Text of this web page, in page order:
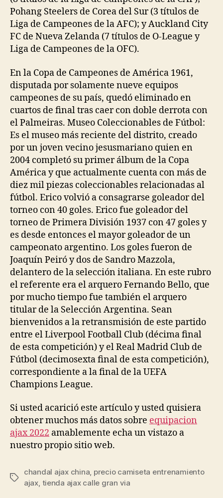
Pohang Steelers de Corea del Sur (3 títulos de
Liga de Campeones de la AFC); y Auckland City
FC de Nueva Zelanda (7 títulos de O-League y
Liga de Campeones de la OFC).
En la Copa de Campeones de América 1961,
disputada por solamente nueve equipos
campeones de su país, quedó eliminado en
cuartos de final tras caer con doble derrota con
el Palmeiras. Museo Coleccionables de Fútbol:
Es el museo más reciente del distrito, creado
por un joven vecino jesusmariano quien en
2004 completó su primer álbum de la Copa
América y que actualmente cuenta con más de
diez mil piezas coleccionables relacionadas al
fútbol. Erico volvió a consagrarse goleador del
torneo con 40 goles. Erico fue goleador del
torneo de Primera División 1937 con 47 goles y
es desde entonces el mayor goleador de un
campeonato argentino. Los goles fueron de
Joaquín Peiró y dos de Sandro Mazzola,
delantero de la selección italiana. En este rubro
el referente era el arquero Fernando Bello, que
por mucho tiempo fue también el arquero
titular de la Selección Argentina. Sean
bienvenidos a la retransmisión de este partido
entre el Liverpool Football Club (décima final
de esta competición) y el Real Madrid Club de
Fútbol (decimosexta final de esta competición),
correspondiente a la final de la UEFA
Champions League.
Si usted acarició este artículo y usted quisiera
obtener muchos más datos sobre equipacion
ajax 2022 amablemente echa un vistazo a
nuestro propio sitio web.
Etiquetas
chandal ajax china, precio camiseta entrenamiento
ajax, tienda ajax calle gran via